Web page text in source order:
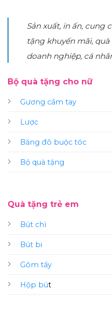
Sản xuất, in ấn, cung
tặng khuyến mãi, quà
doanh nghiệp, cá
Bộ quà tặng cho nữ
Gương cầm tay
Lược
Băng đô buộc tóc
Bộ quà tặng
Quà tặng trẻ em
Bút chì
Bút bi
Gôm tẩy
Hộp bút